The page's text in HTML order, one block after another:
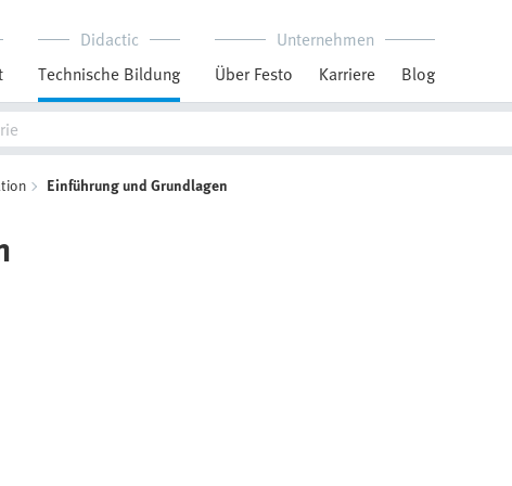
Didactic
Technische Bildung
Unternehmen
Über Festo
Karriere Blog
Einführung und Grundlagen